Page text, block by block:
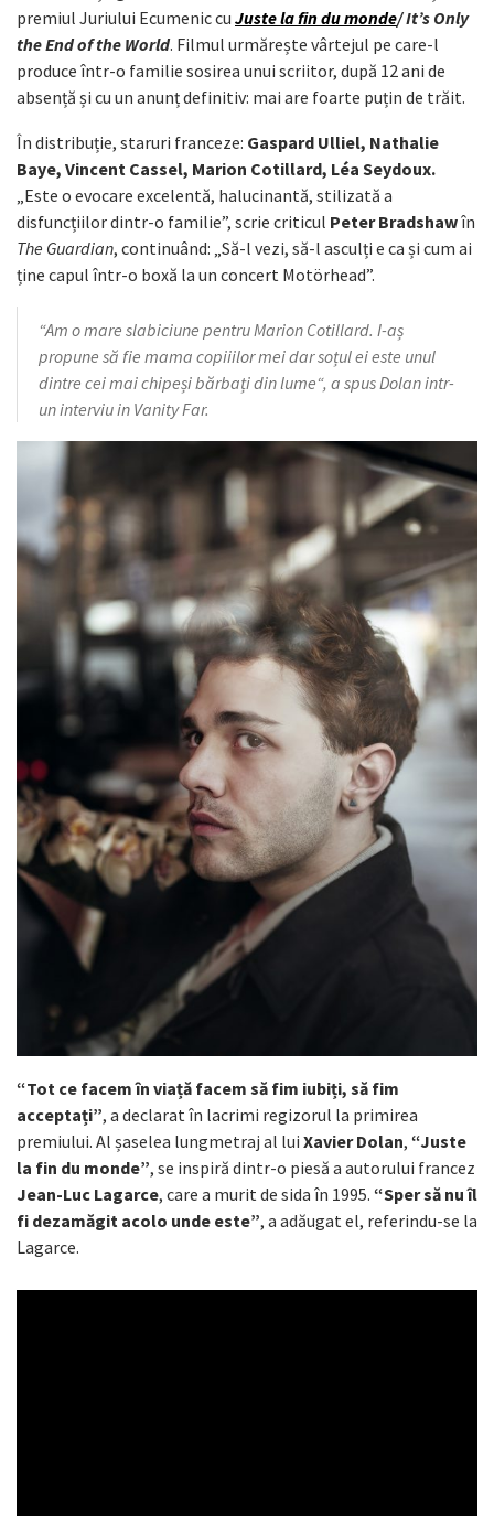
premiul Juriului Ecumenic cu Juste la fin du monde/ It’s Only
the End of the World. Filmul urmărește vârtejul pe care-l
produce într-o familie sosirea unui scriitor, după 12 ani de
absență și cu un anunț definitiv: mai are foarte puțin de trăit.
În distribuție, staruri franceze: Gaspard Ulliel, Nathalie
Baye, Vincent Cassel, Marion Cotillard, Léa Seydoux.
„Este o evocare excelentă, halucinantă, stilizată a
disfuncțiilor dintr-o familie”, scrie criticul Peter Bradshawîn
The Guardian, continuând: „Să-l vezi, să-l asculți e ca și cum ai
ține capul într-o boxă la un concert Motörhead”.
“Am o mare slabiciune pentru Marion Cotillard. I-aș
propune să fie mama copiiilor mei dar soțul ei este unul
dintre cei mai chipeși bărbați din lume“, a spus Dolan intr-
un interviu in Vanity Far.
“Tot ce facem în viață facem să fim iubiți, să fim
acceptați”, a declarat în lacrimi regizorul la primirea
premiului. Al șaselea lungmetraj al lui Xavier Dolan, “Juste
la fin du monde”, se inspiră dintr-o piesă a autorului francez
Jean-Luc Lagarce, care a murit de sida în 1995. “Sper să nu îl
fi dezamăgit acolo unde este”, a adăugat el, referindu-se la
Lagarce.